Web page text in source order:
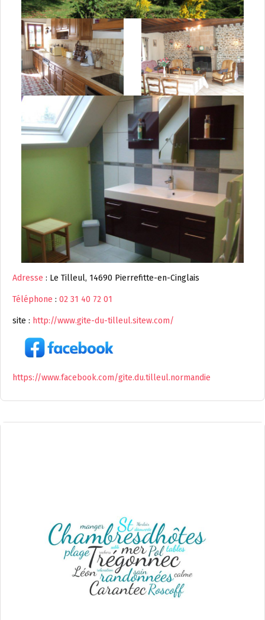
Adresse : Le Tilleul, 14690 Pierrefitte-en-Cinglais
Téléphone : 02 31 40 72 01
site : http://www.gite-du-tilleul.sitew.com/
https://www.facebook.com/gite.du.tilleul.normandie